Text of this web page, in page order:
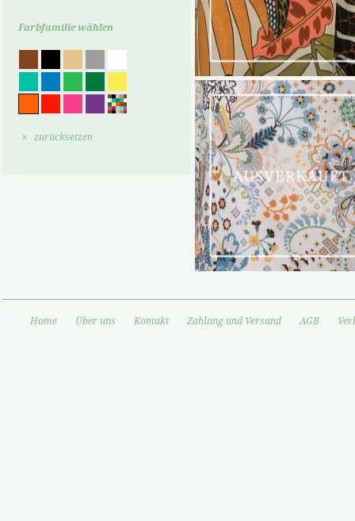
Farbfamilie wählen
zurücksetzen
Home Über uns Kontakt Zahlung und Versand AGB